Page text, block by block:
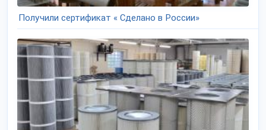
Получили сертификат « Сделано в России»